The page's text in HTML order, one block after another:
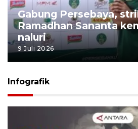
Gabung Persebaya,
Ramadhan Sananta
naluri
9 Juli 2026
Infografik